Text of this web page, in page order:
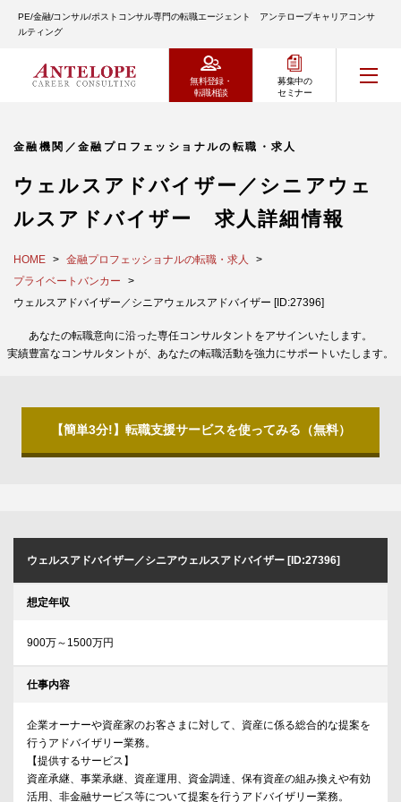
PE/金融/コンサル/ポストコンサル専門の転職エージェント アンテロープキャリアコンサ
ルティング
無料登録・
転職相談
募集中の
セミナー
金融機関／金融プロフェッショナルの転職・求人
ウェルスアドバイザー／シニアウェ
ルスアドバイザー 求人詳細情報
HOME
金融プロフェッショナルの転職・求人
プライベートバンカー
ウェルスアドバイザー／シニアウェルスアドバイザー [ID:27396]
あなたの転職意向に沿った専任コンサルタントをアサインいたします。
実績豊富なコンサルタントが、あなたの転職活動を強力にサポートいたします。
【簡単3分!】転職支援サービスを使ってみる（無料）
ウェルスアドバイザー／シニアウェルスアドバイザー [ID:27396]
想定年収
900万～1500万円
仕事内容
企業オーナーや資産家のお客さまに対して、資産に係る総合的な提案を
行うアドバイザリー業務。
【提供するサービス】
資産承継、事業承継、資産運用、資金調達、保有資産の組み換えや有効
活用、非金融サービス等について提案を行うアドバイザリー業務。